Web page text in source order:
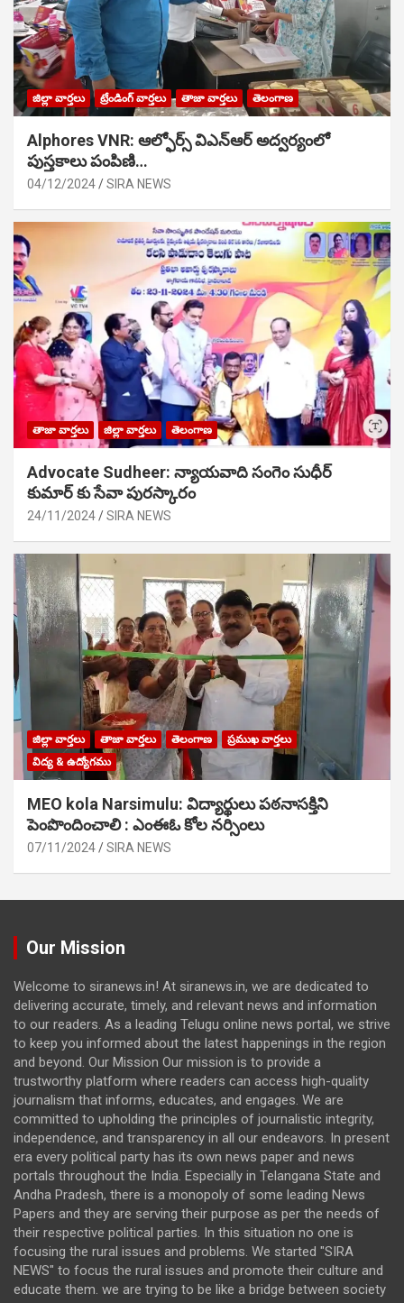
జిల్లా వార్తలు ట్రేండింగ్ వార్తలు తాజా వార్తలు తెలంగాణ
Alphores VNR: ఆల్ఫోర్స్ విఎన్ఆర్ అద్వర్యంలో
పుస్తకాలు పంపిణి…
04/12/2024 SIRA NEWS
తాజా వార్తలు జిల్లా వార్తలు తెలంగాణ
Advocate Sudheer: న్యాయవాది సంగెం సుధీర్
కుమార్ కు సేవా పురస్కారం
24/11/2024 SIRA NEWS
జిల్లా వార్తలు తాజా వార్తలు తెలంగాణ
ప్రముఖ వార్తలు
విద్య & ఉద్యోగము
MEO kola Narsimulu: విద్యార్థులు పఠ‌నాసక్తిని
పెంపొందించాలి : ఎంఈఓ కోల నర్సింలు
07/11/2024 SIRA NEWS
Our Mission
Welcome to siranews.in! At siranews.in, we are dedicated to
delivering accurate, timely, and relevant news and information
to our readers. As a leading Telugu online news portal, we strive
to keep you informed about the latest happenings in the region
and beyond. Our Mission Our mission is to provide a
trustworthy platform where readers can access high-quality
journalism that informs, educates, and engages. We are
committed to upholding the principles of journalistic integrity,
independence, and transparency in all our endeavors. In present
era every political party has its own news paper and news
portals throughout the India. Especially in Telangana State and
Andha Pradesh, there is a monopoly of some leading News
Papers and they are serving their purpose as per the needs of
their respective political parties. In this situation no one is
focusing the rural issues and problems. We started "SIRA
NEWS" to focus the rural issues and promote their culture and
educate them. we are trying to be like a bridge between society